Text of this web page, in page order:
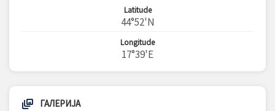
Latitude
44°52'N
Longitude
17°39'E
ГАЛЕРИЈА